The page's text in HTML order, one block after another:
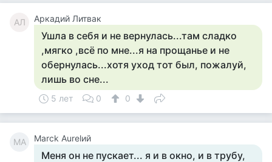
АЛ Аркадий Литвак
Ушла в себя и не вернулась...там сладко
,мягко ,всё по мне...я на прощанье и не
обернулась...хотя уход тот был, пожалуй,
лишь во сне...
5 лет 0 0
MA Marck Aurelий
Меня он не пускает... я и в окно, и в трубу,